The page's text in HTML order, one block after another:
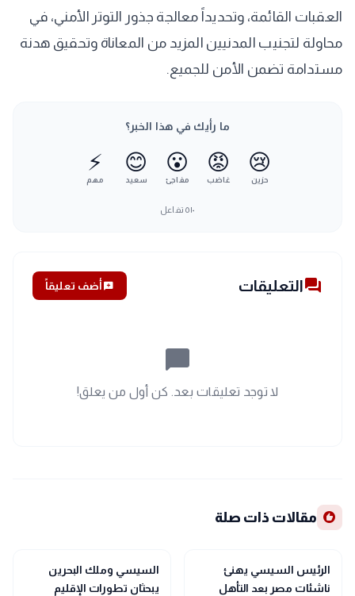
العقبات القائمة، وتحديداً معالجة جذور التوتر الأمني، في
محاولة لتجنيب المدنيين المزيد من المعاناة وتحقيق هدنة
مستدامة تضمن الأمن للجميع.
ما رأيك في هذا الخبر؟
😢
حزين
😡
غاضب
😮
مفاجئ
😊
سعيد
⚡
مهم
٥١٠تفاعل
forumالتعليقات add_commentأضف تعليقاً
chat_bubble_outline
لا توجد تعليقات بعد. كن أول من يعلق!
recommend مقالات ذات صلة
sports_soccer
رياضة
الرئيس السيسي يهنئ
ناشئات مصر بعد التأهل
bolt
عاجل
السيسي وملك البحرين
يبحثان تطورات الإقليم